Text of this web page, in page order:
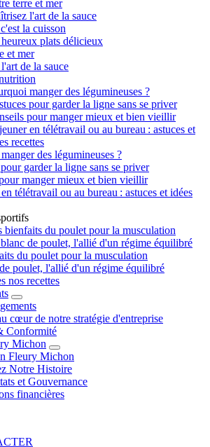
terre et mer
l'art de la sauce
la cuisson
plats délicieux
et mer
de la sauce
manger des légumineuses ?
pour garder la ligne sans se priver
pour manger mieux et bien vieillir
en télétravail ou au bureau : astuces et
recettes
des légumineuses ?
garder la ligne sans se priver
manger mieux et bien vieillir
télétravail ou au bureau : astuces et idées
bienfaits du poulet pour la musculation
de poulet, l'allié d'un régime équilibré
du poulet pour la musculation
poulet, l'allié d'un régime équilibré
nos recettes
cœur de notre stratégie d'entreprise
Conformité
Michon
Fleury Michon
Notre Histoire
et Gouvernance
financières